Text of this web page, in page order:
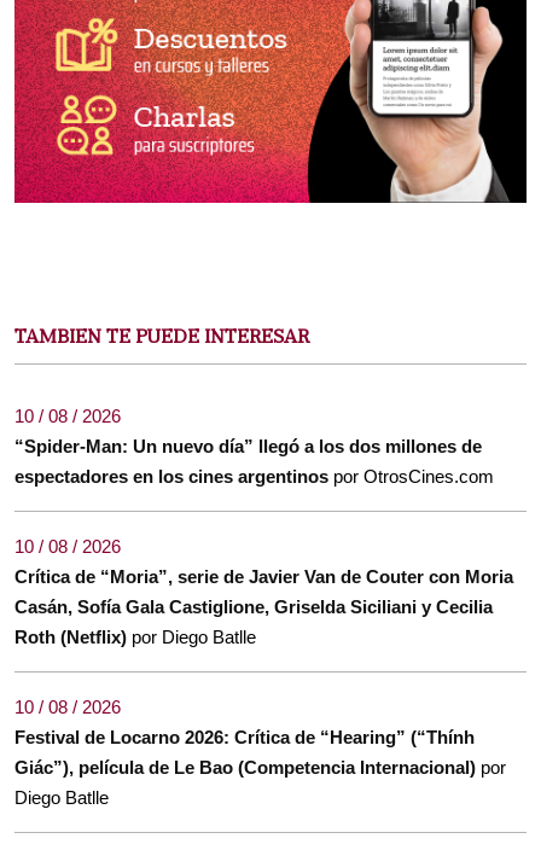
TAMBIEN TE PUEDE INTERESAR
10 / 08 / 2026
“Spider-Man: Un nuevo día” llegó a los dos millones de
espectadores en los cines argentinos por OtrosCines.com
10 / 08 / 2026
Crítica de “Moria”, serie de Javier Van de Couter con Moria
Casán, Sofía Gala Castiglione, Griselda Siciliani y Cecilia
Roth (Netflix) por Diego Batlle
10 / 08 / 2026
Festival de Locarno 2026: Crítica de “Hearing” (“Thính
Giác”), película de Le Bao (Competencia Internacional) por
Diego Batlle